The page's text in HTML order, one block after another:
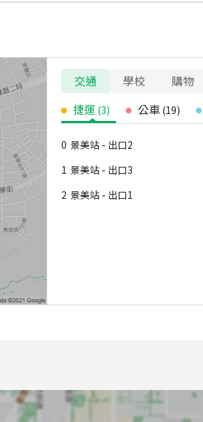
交通 學校 購物
捷運 (3) 公車 (19)
0 景美站 - 出口2
1 景美站 - 出口3
2 景美站 - 出口1